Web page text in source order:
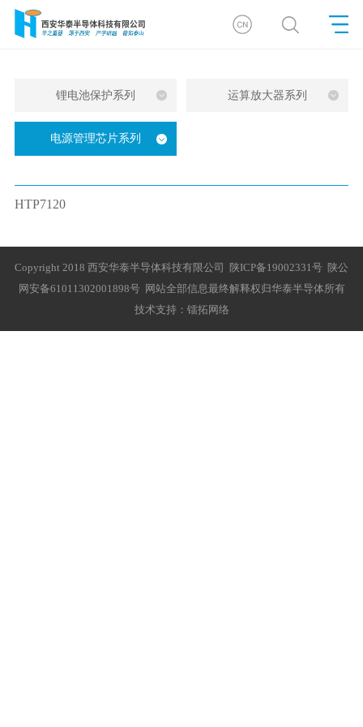
锂电池保护系列 运算放大器系列
电源管理芯片系列
HTP7120
Copyright 2018 西安华泰半导体科技有限公司 陕ICP备19002331号 陕公
网安备61011302001898号网站全部信息最终解释权归华泰半导体所有
技术支持： 镭拓网络